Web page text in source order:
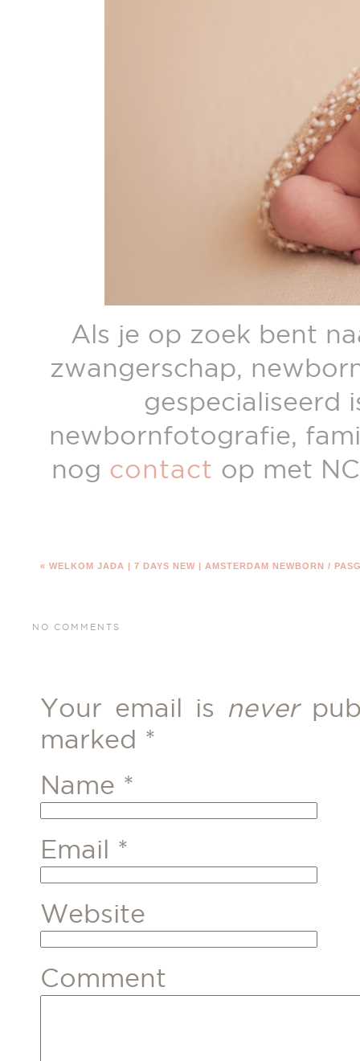
Als je op zoek bent
zwangerschap,
gespecialiseerd
newbornfotografie,
nog contact op met
« WELKOM JADA | 7 DAYS NEW | AMSTERDAM NEWBORN /
NO COMMENTS
Your email is never
marked *
Name *
Email *
Website
Comment